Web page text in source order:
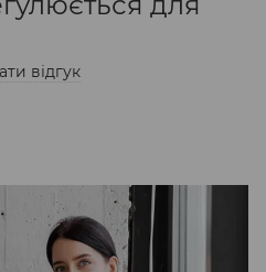
відгук